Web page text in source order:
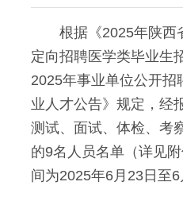
根据《2025年陕西
定向招聘医学类毕业生
2025年事业单位公开招
业人才公告》规定，经
测试、面试、体检、考
的9名人员名单（详见
间为2025年6月23日至6